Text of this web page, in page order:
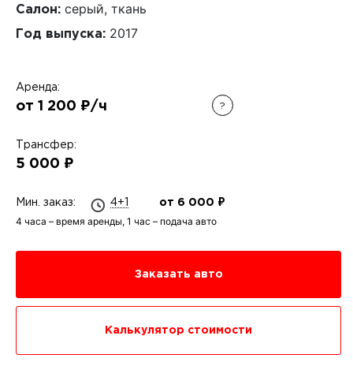
Салон: серый, ткань
Год выпуска: 2017
Аренда:
от 1 200 ₽/ч ?
Трансфер:
5 000 ₽
Мин. заказ: 4+1 от 6 000 ₽
4 часа – время аренды, 1 час – подача авто
Заказать авто
Калькулятор стоимости